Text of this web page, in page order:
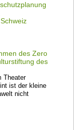
des Zero
des
Theater
ist der kleine
nicht